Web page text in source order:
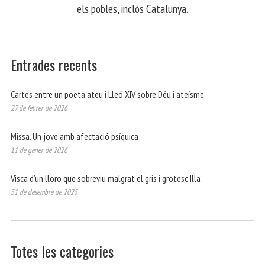
els pobles, inclòs Catalunya.
Entrades recents
Cartes entre un poeta ateu i Lleó XIV sobre Déu i ateísme
27 de febrer de 2026
Missa. Un jove amb afectació psíquica
11 de gener de 2026
Visca d’un lloro que sobreviu malgrat el gris i grotesc Illa
31 de desembre de 2025
Totes les categories